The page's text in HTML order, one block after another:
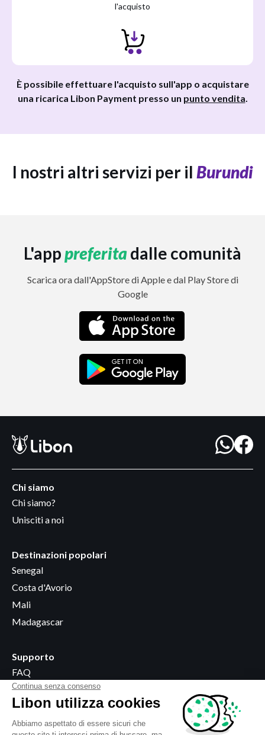
l'acquisto
È possibile effettuare l'acquisto sull'app o acquistare
una ricarica Libon Payment presso un punto vendita.
I nostri altri servizi per il Burundi
L'apppreferitadalle comunità
Scarica ora dall'AppStore di Apple e dal Play Store di
Google
Chi siamo
Chi siamo?
Unisciti a noi
Destinazioni popolari
Senegal
Costa d'Avorio
Mali
Madagascar
Supporto
FAQ
Diventare rivenditore
Dove acquistare